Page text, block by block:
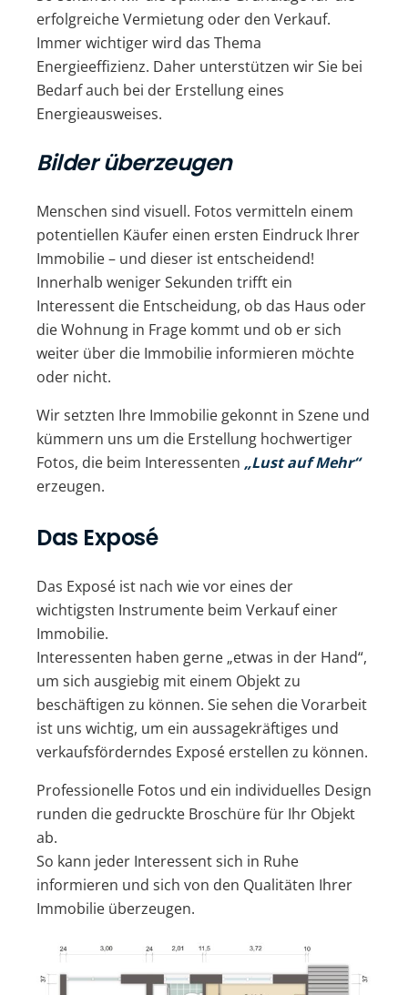
erfolgreiche Vermietung oder den Verkauf.
Immer wichtiger wird das Thema
Energieeffizienz. Daher unterstützen wir Sie bei
Bedarf auch bei der Erstellung eines
Energieausweises.
Bilder überzeugen
Menschen sind visuell. Fotos vermitteln einem
potentiellen Käufer einen ersten Eindruck Ihrer
Immobilie – und dieser ist entscheidend!
Innerhalb weniger Sekunden trifft ein
Interessent die Entscheidung, ob das Haus oder
die Wohnung in Frage kommt und ob er sich
weiter über die Immobilie informieren möchte
oder nicht.
Wir setzten Ihre Immobilie gekonnt in Szene und
kümmern uns um die Erstellung hochwertiger
Fotos, die beim Interessenten „Lust auf Mehr“
erzeugen.
Das Exposé
Das Exposé ist nach wie vor eines der
wichtigsten Instrumente beim Verkauf einer
Immobilie.
Interessenten haben gerne „etwas in der Hand“,
um sich ausgiebig mit einem Objekt zu
beschäftigen zu können. Sie sehen die Vorarbeit
ist uns wichtig, um ein aussagekräftiges und
verkaufsförderndes Exposé erstellen zu können.
Professionelle Fotos und ein individuelles Design
runden die gedruckte Broschüre für Ihr Objekt
ab.
So kann jeder Interessent sich in Ruhe
informieren und sich von den Qualitäten Ihrer
Immobilie überzeugen.